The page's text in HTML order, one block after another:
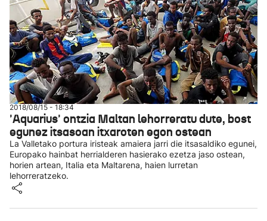
2018/08/15 - 18:34
'Aquarius' ontzia Maltan lehorreratu dute, bost
egunez itsasoan itxaroten egon ostean
La Valletako portura iristeak amaiera jarri die itsasaldiko egunei,
Europako hainbat herrialderen hasierako ezetza jaso ostean,
horien artean, Italia eta Maltarena, haien lurretan
lehorreratzeko.